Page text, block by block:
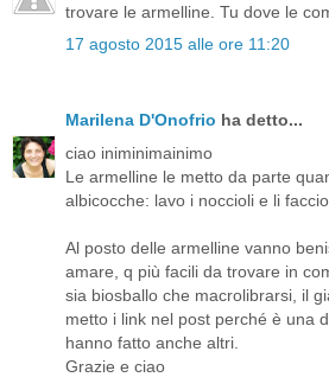
trovare le armelline. Tu dove le
17 agosto 2015 alle ore 11:20
Marilena D'Onofrio ha detto...
ciao iniminimainimo
Le armelline le metto da parte
albicocche: lavo i noccioli e li
Al posto delle armelline vanno
amare, q più facili da trovare in
sia biosballo che macrolibrarsi, il
metto i link nel post perché è una
hanno fatto anche altri.
Grazie e ciao